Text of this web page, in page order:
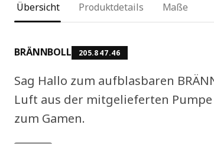
Übersicht Produktdetails Maße
BRÄNNBOLL 205.847.46
Sag Hallo zum aufblasbaren
Luft aus der mitgelieferten
zum Gamen.